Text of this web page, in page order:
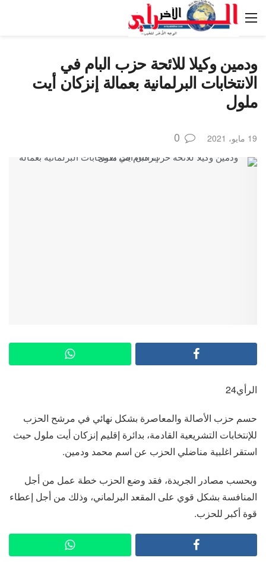
ودمين وكيلا للائحة حزب البام في
الانتخابات البرلمانية بعمالة إنزكان أيت
ملول
19 مايو، 2021 0
الرأي24
حسم حزب الأصالة والمعاصرة بشكل نهائي في مرشح الحزب
للإنتخابات التشريعية القادمة، بدائرة إقليم إنزكان أيت ملول حيث
استقر اغلبية مناضلي الحزب عن اسم محمد ودمين.
وبحسب مصادر الجريدة، فقد وضع الحزب خطة عمل من أجل
المنافسة بشكل قوي على المقعد البرلماني، وذلك من أجل إعطاء
قوة أكبر للحزب.